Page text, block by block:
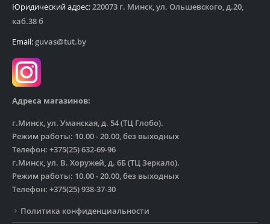
Юридический адрес:220073 г. Минск, ул. Ольшевского, д.20,
каб.38 б
Email:guvas@tut.by
Адреса магазинов:
г.Минск, ул. Уманская, д. 54 (ТЦ Глобо).
Режим работы: 10.00 - 20.00, без выходных
Телефон: +375(25) 632-69-96
г.Минск, ул. В. Хоружей, д. 6Б (ТЦ Зеркало).
Режим работы: 10.00 - 20.00, без выходных
Телефон: +375(25) 938-37-30
Политика конфиденциальности